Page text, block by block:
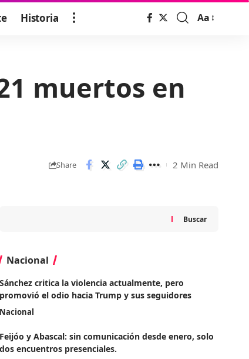
Historia
Font
Aa
muertos en
Share 2 Min Read
Buscar
Nacional
Sánchez critica la violencia actualmente, pero
promovió el odio hacia Trump y sus seguidores
Nacional
Feijóo y Abascal: sin comunicación desde enero, solo
dos encuentros presenciales.